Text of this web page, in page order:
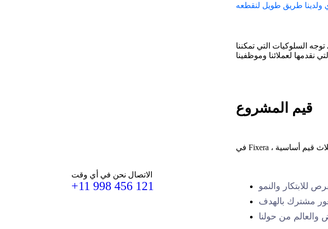
الاتصال نحن في أي وقت
+11 998 456 121
السلوكيات التي تمكننا
قيم المشروع
للابتكار والنمو
مشترك بالهدف
والعالم من حولنا